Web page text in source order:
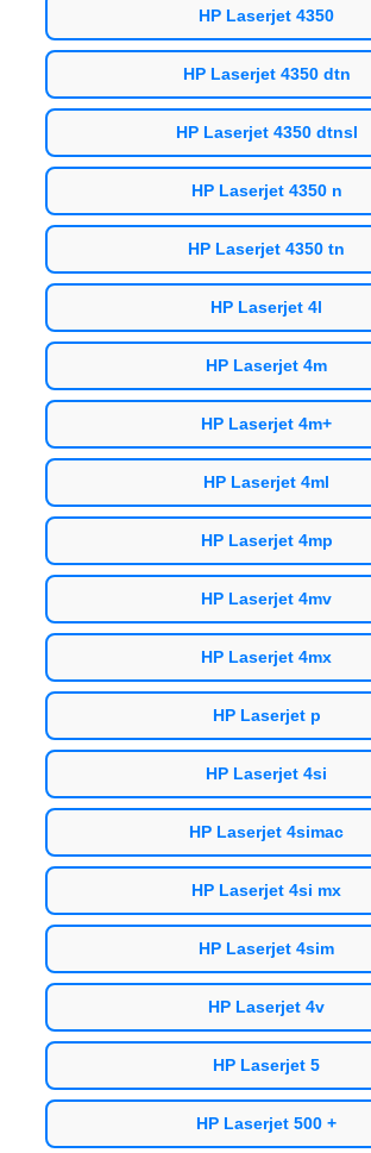
HP Laserjet 4350
HP Laserjet 4350 dtn
HP Laserjet 4350 dtnsl
HP Laserjet 4350 n
HP Laserjet 4350 tn
HP Laserjet 4l
HP Laserjet 4m
HP Laserjet 4m+
HP Laserjet 4ml
HP Laserjet 4mp
HP Laserjet 4mv
HP Laserjet 4mx
HP Laserjet p
HP Laserjet 4si
HP Laserjet 4simac
HP Laserjet 4si mx
HP Laserjet 4sim
HP Laserjet 4v
HP Laserjet 5
HP Laserjet 500 +